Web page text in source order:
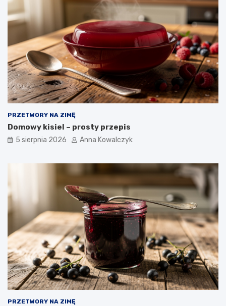
PRZETWORY NA ZIMĘ
Domowy kisiel – prosty przepis
5 sierpnia 2026 Anna Kowalczyk
PRZETWORY NA ZIMĘ